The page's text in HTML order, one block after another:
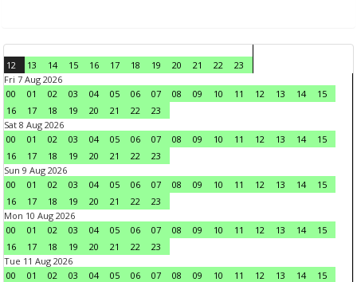
12 13 14 15 16 17 18 19 20 21 22
23
Fri 7 Aug 2026
00
01 02 03 04 05 06 07 08 09 10 11 12 13 14
15
16
17 18 19 20 21 22
23
Sat 8 Aug 2026
00
01 02 03 04 05 06 07 08 09 10 11 12 13 14
15
16
17 18 19 20 21 22
23
Sun 9 Aug 2026
00
01 02 03 04 05 06 07 08 09 10 11 12 13 14
15
16
17 18 19 20 21 22
23
Mon 10 Aug 2026
00
01 02 03 04 05 06 07 08 09 10 11 12 13 14
15
16
17 18 19 20 21 22
23
Tue 11 Aug 2026
00
01 02 03 04 05 06 07 08 09 10 11 12 13 14
15